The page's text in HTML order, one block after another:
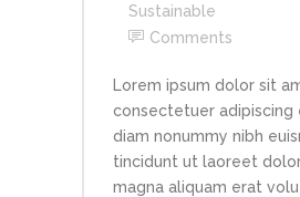
Sustainable
Comments
Lorem ipsum dolor sit
consectetuer adipiscing
diam nonummy nibh
tincidunt ut laoreet
magna aliquam erat